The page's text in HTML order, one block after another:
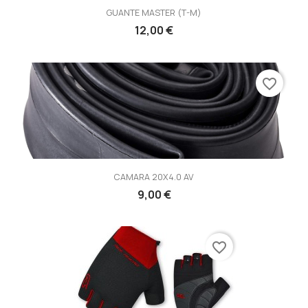
GUANTE MASTER (T-M)
12,00 €
CAMARA 20X4.0 AV
9,00 €
favorite_border
favorite_border